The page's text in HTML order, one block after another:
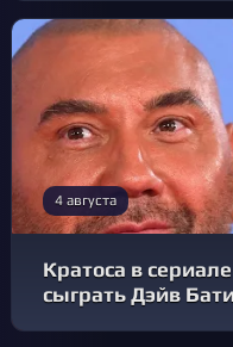
4 августа
Кратоса в
сыграть Дэйв